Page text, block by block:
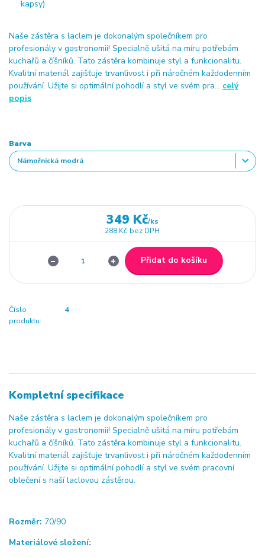
Naše zástěra s laclem je dokonalým společníkem pro
profesionály v gastronomii! Specialně ušitá na míru potřebám
kuchařů a číšníků. Tato zástěra kombinuje styl a funkcionalitu.
Kvalitní materiál zajišťuje trvanlivost i při náročném každodenním
používání. Užijte si optimální pohodlí a styl ve svém pra... celý
popis
Barva
349 Kč/ks
288 Kč bez DPH
Přidat do košíku
Číslo
produktu:
4
Kompletní specifikace
Naše zástěra s laclem je dokonalým společníkem pro
profesionály v gastronomii! Specialně ušitá na míru potřebám
kuchařů a číšníků. Tato zástěra kombinuje styl a funkcionalitu.
Kvalitní materiál zajišťuje trvanlivost i při náročném každodenním
používání. Užijte si optimální pohodlí a styl ve svém pracovní
oblečení s naší laclovou zástěrou.
Rozměr: 70/90
Materiálové složení: